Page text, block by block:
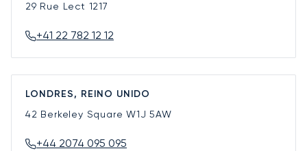
29 Rue Lect 1217
+41 22 782 12 12
LONDRES, REINO UNIDO
42 Berkeley SquareW1J 5AW
+44 2074 095 095